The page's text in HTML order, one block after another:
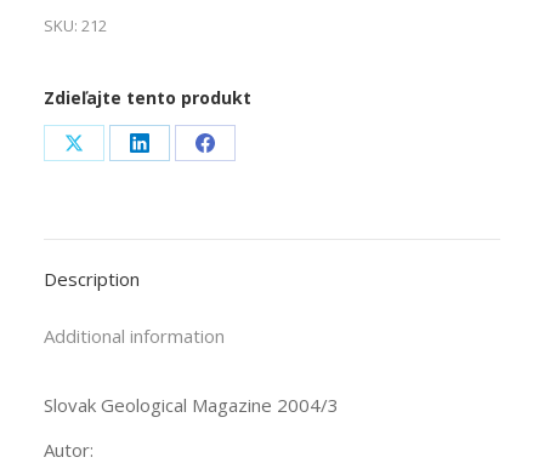
SKU: 212
Zdieľajte tento produkt
Share Share Share
Description
Additional information
Slovak Geological Magazine 2004/3
Autor: